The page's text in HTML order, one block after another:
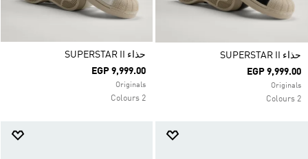
حذاء SUPERSTAR II
EGP 9,999.00
Originals
2 Colours
حذاء SUPERSTAR II
EGP 9,999.00
Originals
2 Colours